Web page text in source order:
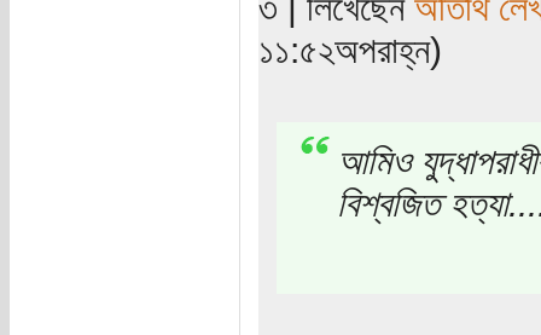
১১:৫২অপরাহ্ন)
আমিও
বিশ্বজিত